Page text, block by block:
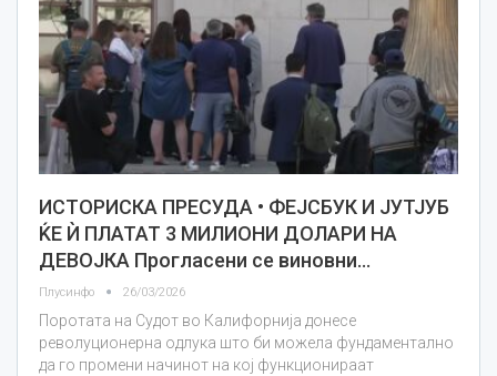
ИСТОРИСКА ПРЕСУДА • ФЕЈСБУК И ЈУТЈУБ
ЌЕ Ѝ ПЛАТАТ 3 МИЛИОНИ ДОЛАРИ НА
ДЕВОЈКА Прогласени се виновни…
Плусинфо 26/03/2026
Поротата на Судот во Калифорнија донесе
револуционерна одлука што би можела фундаментално
да го промени начинот на кој функционираат